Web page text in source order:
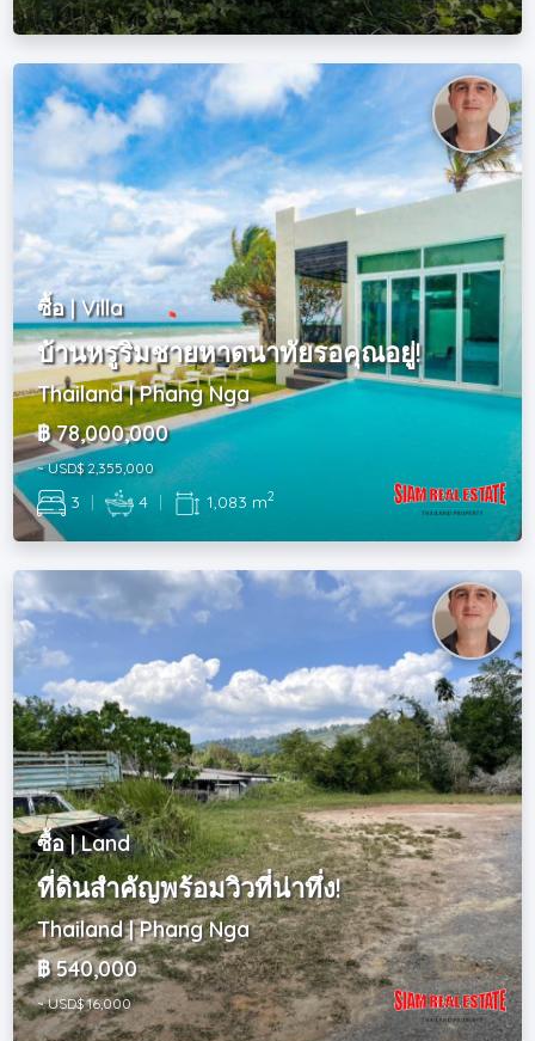
ซื้อ | Villa
บ้านหรูริมชายหาดนาทัยรอคุณอยู่!
Thailand | Phang Nga
฿ 78,000,000
~ USD$ 2,355,000
3 | 4 | 1,083 m2
ซื้อ | Land
ที่ดินสำคัญพร้อมวิวที่น่าทึ่ง!
Thailand | Phang Nga
฿ 540,000
~ USD$ 16,000